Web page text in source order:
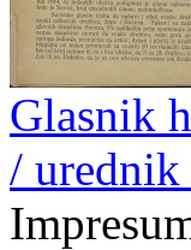
Glasnik
/